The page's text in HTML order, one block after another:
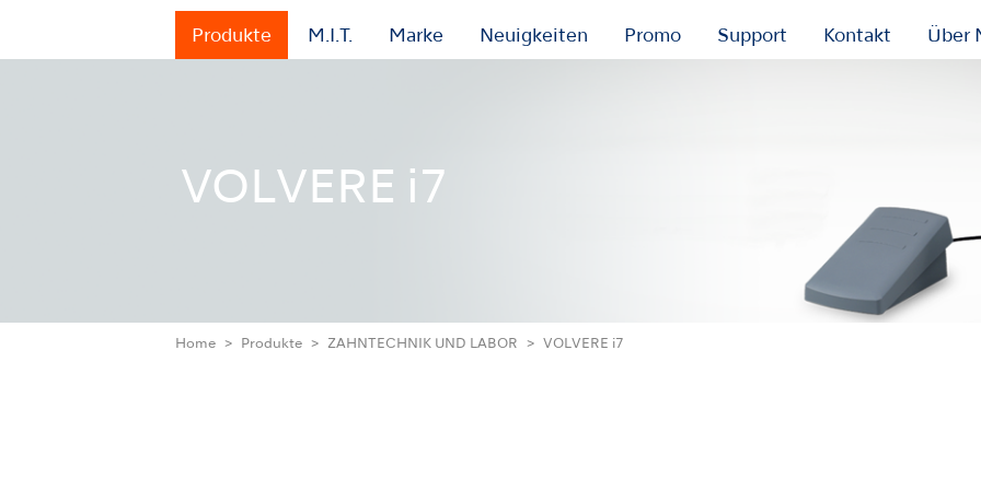
Produkte M.I.T. Marke Neuigkeiten Promo Support Kontakt Über
VOLVERE i7
Home Produkte ZAHNTECHNIK UND LABOR VOLVERE i7